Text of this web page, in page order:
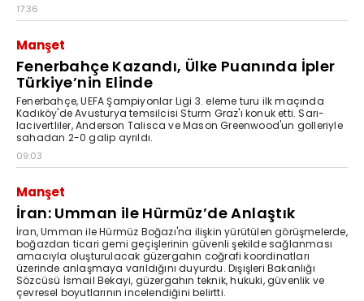
17:36
Manşet
Fenerbahçe Kazandı, Ülke Puanında İpler
Türkiye’nin Elinde
Fenerbahçe, UEFA Şampiyonlar Ligi 3. eleme turu ilk maçında
Kadıköy'de Avusturya temsilcisi Sturm Graz'ı konuk etti. Sarı-
lacivertliler, Anderson Talisca ve Mason Greenwood'un golleriyle
sahadan 2-0 galip ayrıldı.
09:03
Manşet
İran: Umman ile Hürmüz’de Anlaştık
İran, Umman ile Hürmüz Boğazı'na ilişkin yürütülen görüşmelerde,
boğazdan ticari gemi geçişlerinin güvenli şekilde sağlanması
amacıyla oluşturulacak güzergahın coğrafi koordinatları
üzerinde anlaşmaya varıldığını duyurdu. Dışişleri Bakanlığı
Sözcüsü İsmail Bekayi, güzergahın teknik, hukuki, güvenlik ve
çevresel boyutlarının incelendiğini belirtti.